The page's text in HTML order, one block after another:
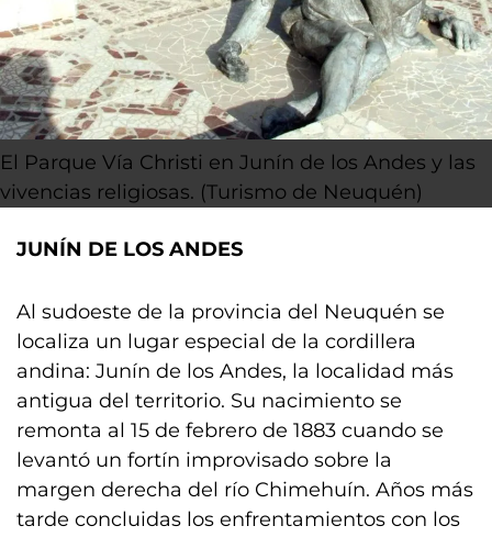
El Parque Vía Christi en Junín de los Andes y las
vivencias religiosas. (Turismo de Neuquén)
JUNÍN DE LOS ANDES
Al sudoeste de la provincia del Neuquén se
localiza un lugar especial de la cordillera
andina: Junín de los Andes, la localidad más
antigua del territorio. Su nacimiento se
remonta al 15 de febrero de 1883 cuando se
levantó un fortín improvisado sobre la
margen derecha del río Chimehuín. Años más
tarde concluidas los enfrentamientos con los